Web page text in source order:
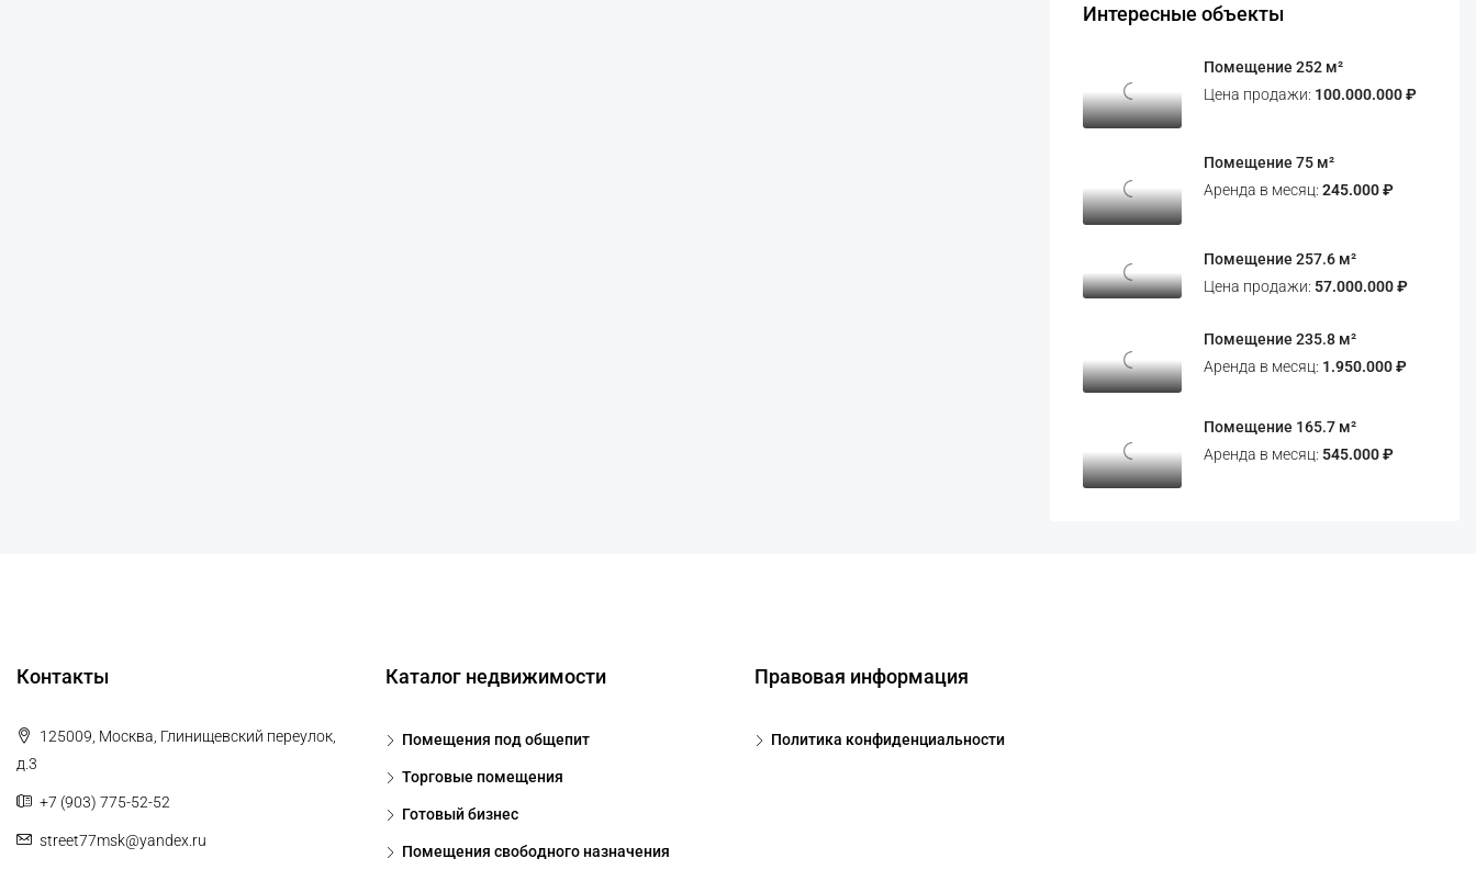
Интересные объекты
Помещение 252 м²
Цена продажи: 100.000.000 ₽
Помещение 75 м²
Аренда в месяц: 245.000 ₽
Помещение 257.6 м²
Цена продажи: 57.000.000 ₽
Помещение 235.8 м²
Аренда в месяц: 1.950.000 ₽
Помещение 165.7 м²
Аренда в месяц: 545.000 ₽
Контакты
125009, Москва, Глинищевский переулок,
д.3
+7 (903) 775-52-52
street77msk@yandex.ru
Каталог недвижимости
Помещения под общепит
Торговые помещения
Готовый бизнес
Помещения свободного назначения
Правовая информация
Политика конфиденциальности